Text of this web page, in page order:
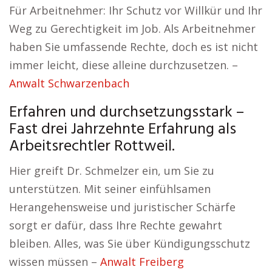
Für Arbeitnehmer: Ihr Schutz vor Willkür und Ihr
Weg zu Gerechtigkeit im Job. Als Arbeitnehmer
haben Sie umfassende Rechte, doch es ist nicht
immer leicht, diese alleine durchzusetzen. –
Anwalt Schwarzenbach
Erfahren und durchsetzungsstark –
Fast drei Jahrzehnte Erfahrung als
Arbeitsrechtler Rottweil.
Hier greift Dr. Schmelzer ein, um Sie zu
unterstützen. Mit seiner einfühlsamen
Herangehensweise und juristischer Schärfe
sorgt er dafür, dass Ihre Rechte gewahrt
bleiben. Alles, was Sie über Kündigungsschutz
wissen müssen – Anwalt Freiberg